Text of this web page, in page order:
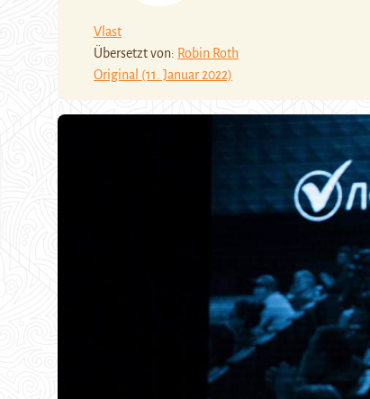
Vlast
Übersetzt von: Robin Roth
Original (11. Januar 2022)